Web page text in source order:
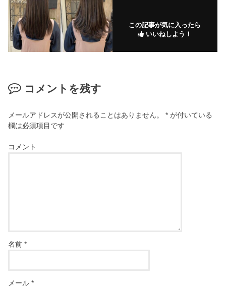
この記事が気に入ったら
いいねしよう！
コメントを残す
メールアドレスが公開されることはありません。 * が付いている
欄は必須項目です
コメント
名前*
メール*